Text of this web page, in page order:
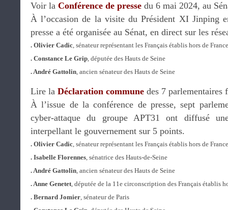
Voir la Conférence de presse du 6 mai 2024, au
À l’occasion de la visite du Président XI Jinping
presse a été organisée au Sénat, en direct sur les
. Olivier Cadic, sénateur représentant les Français établis hors de France
. Constance Le Grip, députée des Hauts de Seine
. André Gattolin, ancien sénateur des Hauts de Seine
Lire la Déclaration commune des 7 parlementaires
À l’issue de la conférence de presse, sept
cyber-attaque du groupe APT31 ont diffusé
interpellant le gouvernement sur 5 points.
. Olivier Cadic, sénateur représentant les Français établis hors de France
. Isabelle Florennes, sénatrice des Hauts-de-Seine
. André Gattolin, ancien sénateur des Hauts de Seine
. Anne Genetet, députée de la 11e circonscription des Français établis
. Bernard Jomier, sénateur de Paris